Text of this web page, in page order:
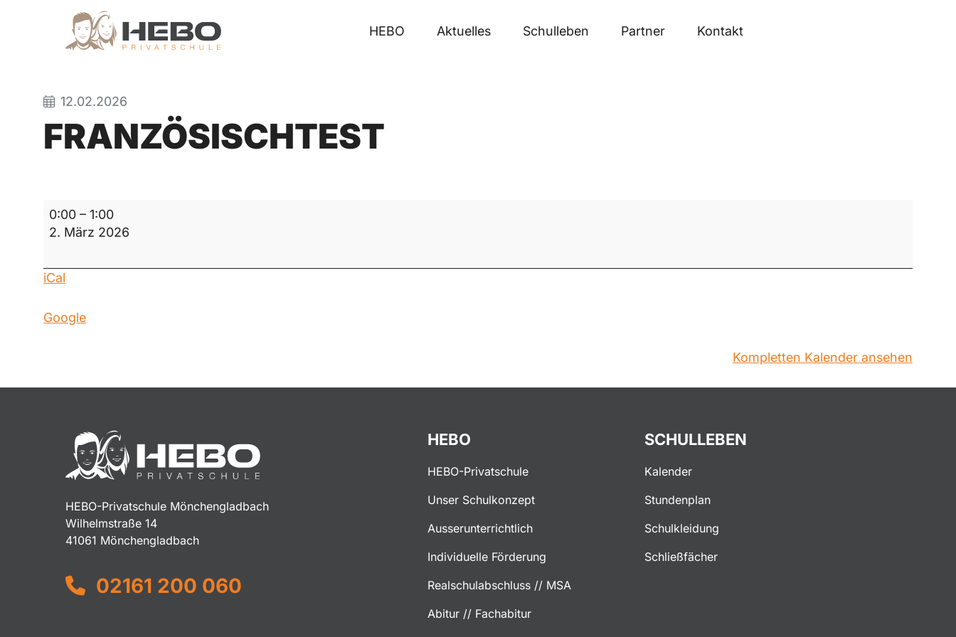
HEBO Aktuelles Schulleben Partner Kontakt
12.02.2026
FRANZÖSISCHTEST
Französischtest
0:00 –1:00
2. März 2026
iCal
Google
Kompletten Kalender ansehen
HEBO-Privatschule Mönchengladbach
Wilhelmstraße 14
41061 Mönchengladbach
02161 200 060
HEBO
HEBO-Privatschule
Unser Schulkonzept
Ausserunterrichtlich
Individuelle Förderung
Realschulabschluss // MSA
Abitur // Fachabitur
SCHULLEBEN
Kalender
Stundenplan
Schulkleidung
Schließfächer